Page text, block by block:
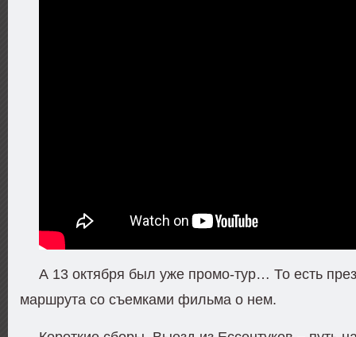
А 13 октября был уже промо-тур… То есть
маршрута со съемками фильма о нем.